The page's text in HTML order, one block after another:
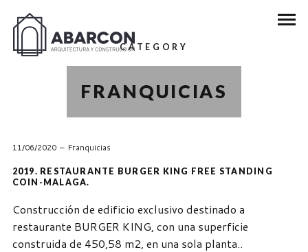
CATEGORY
FRANQUICIAS
11/06/2020 Franquicias
2019. RESTAURANTE BURGER KING FREE STANDING
COIN-MALAGA.
Construcción de edificio exclusivo destinado a
restaurante BURGER KING, con una superficie
construida de 450,58 m2, en una sola planta..